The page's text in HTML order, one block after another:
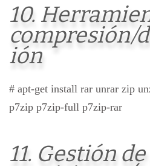
10.
compresión/
ión
# apt-get install rar unrar zip
p7zip p7zip-full p7zip-rar
11. Gestión